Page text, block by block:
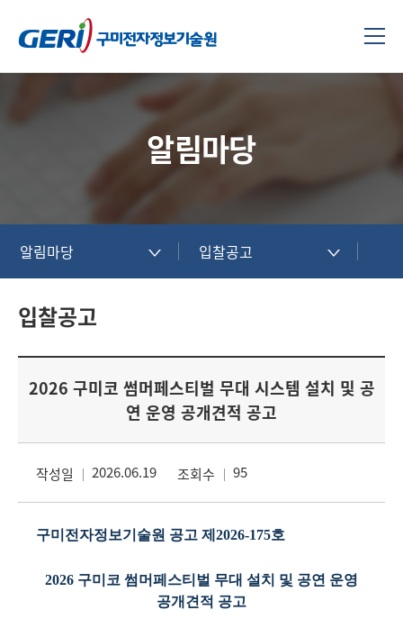
알림마당
알림마당 입찰공고
입찰공고
2026 구미코 썸머페스티벌 무대 시스템 설치 및 공
연 운영 공개견적 공고
작성일 2026.06.19 조회수 95
구미전자정보기술원 공고 제 2026-175호
2026 구미코 썸머페스티벌 무대 설치 및 공연 운영
공개견적 공고